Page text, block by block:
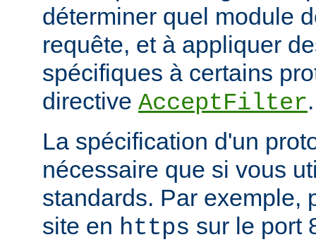
déterminer quel module
requête, et à appliquer
spécifiques à certains
directive AcceptFilter.
La spécification d'un
nécessaire que si vous
standards. Par exemple,
site en https sur le port